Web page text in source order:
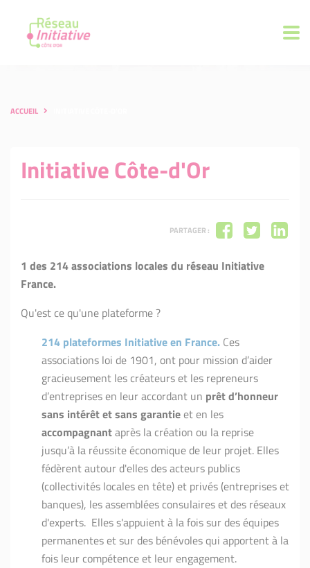
ACCUEIL
Initiative Côte-d'Or
PARTAGER :
1 des 214 associations locales du réseau Initiative
France.
Qu'est ce qu'une plateforme ?
214 plateformes Initiative en France. Ces
associations loi de 1901, ont pour mission d’aider
gracieusement les créateurs et les repreneurs
d’entreprises en leur accordant un prêt d’honneur
sans intérêt et sans garantie et en les
accompagnantaprès la création ou la reprise
jusqu’à la réussite économique de leur projet. Elles
fédèrent autour d'elles des acteurs publics
(collectivités locales en tête) et privés (entreprises et
banques), les assemblées consulaires et des réseaux
d'experts. Elles s'appuient à la fois sur des équipes
permanentes et sur des bénévoles qui apportent à la
fois leur compétence et leur engagement.